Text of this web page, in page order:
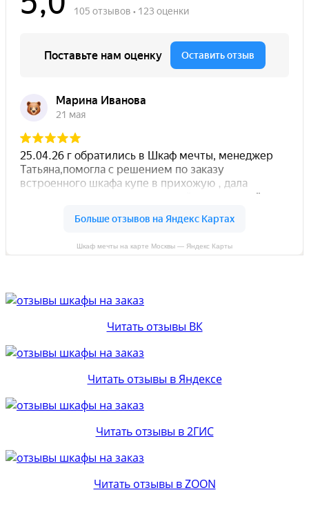
Шкаф мечты на карте Москвы — Яндекс Карты
Читать отзывы ВК
Читать отзывы в Яндексе
Читать отзывы в 2ГИС
Читать отзывы в ZOON